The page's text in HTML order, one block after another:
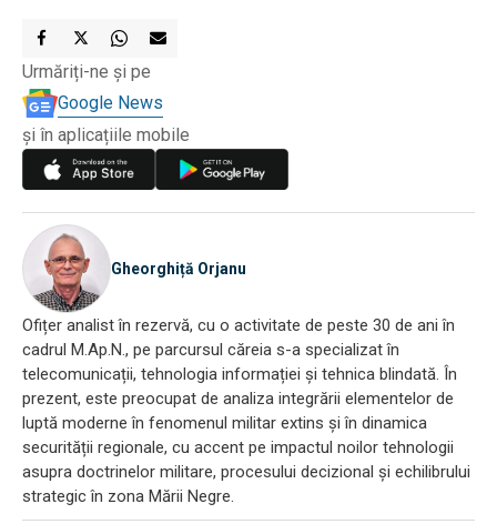
Urmăriți-ne și pe
Google News
și în aplicațiile mobile
Gheorghiță Orjanu
Ofițer analist în rezervă, cu o activitate de peste 30 de ani în
cadrul M.Ap.N., pe parcursul căreia s-a specializat în
telecomunicații, tehnologia informației și tehnica blindată. În
prezent, este preocupat de analiza integrării elementelor de
luptă moderne în fenomenul militar extins și în dinamica
securității regionale, cu accent pe impactul noilor tehnologii
asupra doctrinelor militare, procesului decizional și echilibrului
strategic în zona Mării Negre.